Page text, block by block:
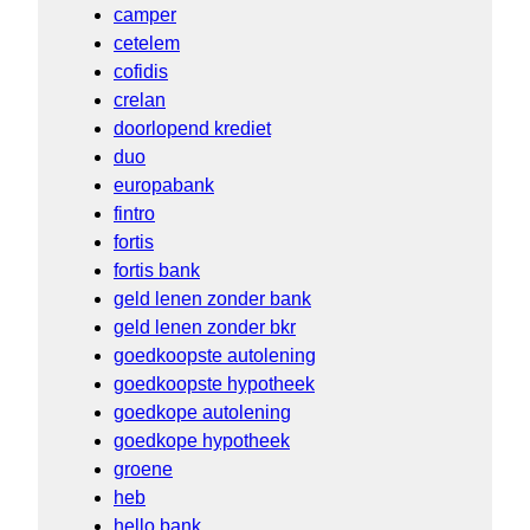
camper
cetelem
cofidis
crelan
doorlopend krediet
duo
europabank
fintro
fortis
fortis bank
geld lenen zonder bank
geld lenen zonder bkr
goedkoopste autolening
goedkoopste hypotheek
goedkope autolening
goedkope hypotheek
groene
heb
hello bank